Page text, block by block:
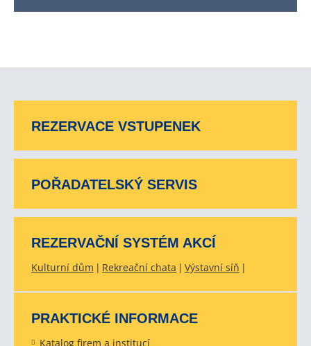
REZERVACE VSTUPENEK
POŘADATELSKÝ SERVIS
REZERVAČNÍ SYSTÉM AKCÍ
Kulturní dům Rekreační chata Výstavní síň
PRAKTICKÉ INFORMACE
Katalog firem a institucí